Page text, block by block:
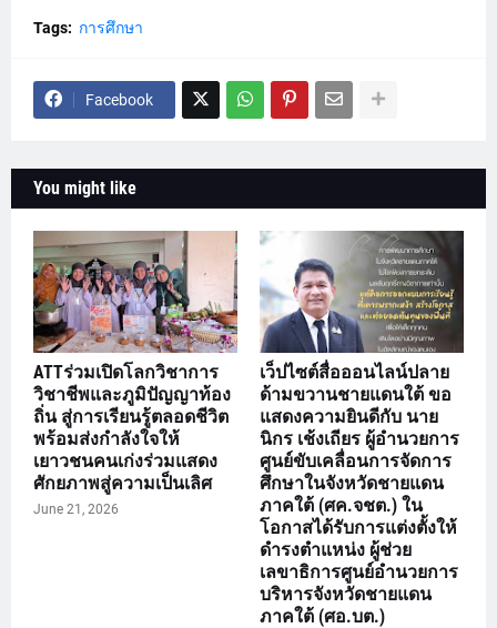
Tags: การศึกษา
Facebook
You might like
ATTร่วมเปิดโลกวิชาการ
วิชาชีพและภูมิปัญญาท้อง
ถิ่น สู่การเรียนรู้ตลอดชีวิต
พร้อมส่งกำลังใจให้
เยาวชนคนเก่งร่วมแสดง
ศักยภาพสู่ความเป็นเลิศ
June 21, 2026
เว็ปไซต์สื่อออนไลน์ปลาย
ด้ามขวานชายแดนใต้ ขอ
แสดงความยินดีกับ นาย
นิกร เช้งเถียร ผู้อำนวยการ
ศูนย์ขับเคลื่อนการจัดการ
ศึกษาในจังหวัดชายแดน
ภาคใต้ (ศค.จชต.) ใน
โอกาสได้รับการแต่งตั้งให้
ดำรงตำแหน่ง ผู้ช่วย
เลขาธิการศูนย์อำนวยการ
บริหารจังหวัดชายแดน
ภาคใต้ (ศอ.บต.)